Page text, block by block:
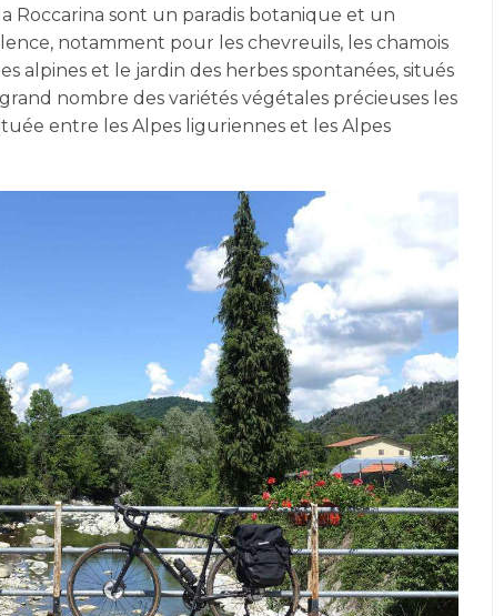
Roccarina sont un paradis botanique et un
notamment pour les chevreuils, les chamois
alpines et le jardin des herbes spontanées, situés
nombre des variétés végétales précieuses les
entre les Alpes liguriennes et les Alpes